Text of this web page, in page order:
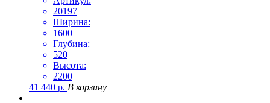
20197
Ширина:
1600
Глубина:
520
Высота:
2200
41 440 р. В корзину